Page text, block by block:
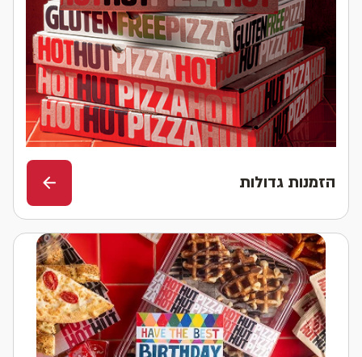
הזמנות גדולות